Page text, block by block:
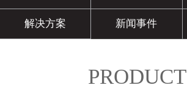
解决方案 新闻事件
PRODUCT